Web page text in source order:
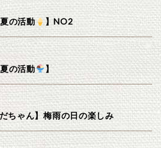
夏の活動 】NO2
夏の活動 】
ちゃん】梅雨の日の楽しみ